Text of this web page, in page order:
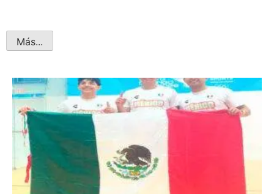
Más...